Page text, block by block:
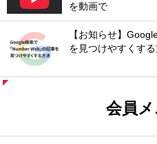
を動画で
【お知らせ】
を見つけやすくす
会員